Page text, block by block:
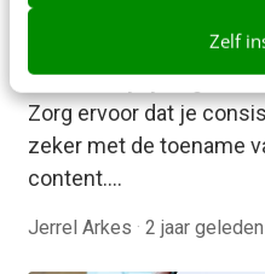
Zelf
Zo optimaliseer je
Hoe moet je je eigen
Zorg ervoor dat je
zeker met de toename
content.…
Jerrel Arkes · 2 jaar geleden